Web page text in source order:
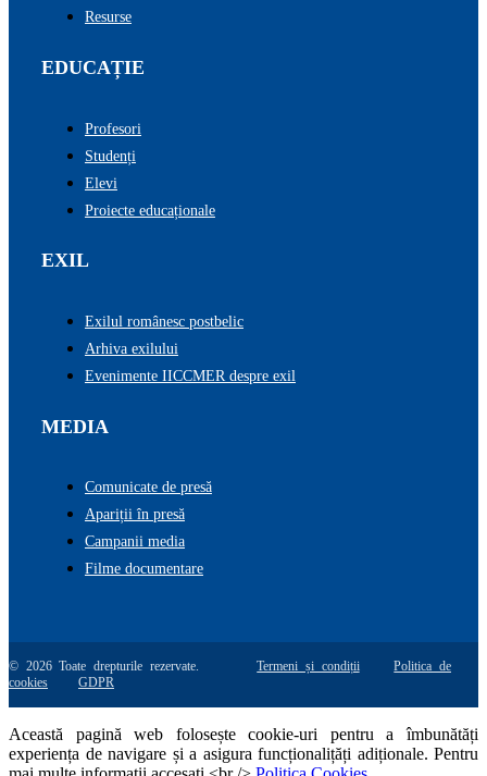
Resurse
EDUCAȚIE
Profesori
Studenți
Elevi
Proiecte educaționale
EXIL
Exilul românesc postbelic
Arhiva exilului
Evenimente IICCMER despre exil
MEDIA
Comunicate de presă
Apariții în presă
Campanii media
Filme documentare
© 2026 Toate drepturile rezervate.Termeni și condiții
Politica de
cookies
GDPR
Această pagină web folosește cookie-uri pentru a îmbunătăți
experiența de navigare și a asigura funcționalițăți adiționale. Pentru